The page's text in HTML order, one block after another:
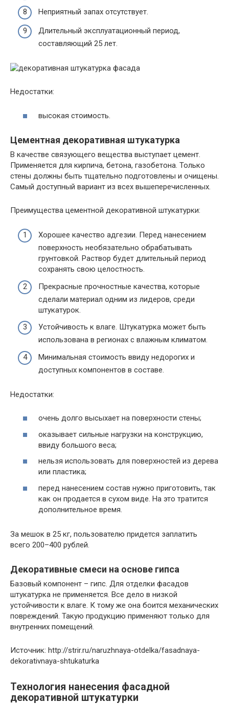
Неприятный запах отсутствует.
Длительный эксплуатационный период,
составляющий 25 лет.
Недостатки:
высокая стоимость.
Цементная декоративная штукатурка
В качестве связующего вещества выступает цемент.
Применяется для кирпича, бетона, газобетона. Только
стены должны быть тщательно подготовлены и очищены.
Самый доступный вариант из всех вышеперечисленных.
Преимущества цементной декоративной штукатурки:
Хорошее качество адгезии. Перед нанесением
поверхность необязательно обрабатывать
грунтовкой. Раствор будет длительный период
сохранять свою целостность.
Прекрасные прочностные качества, которые
сделали материал одним из лидеров, среди
штукатурок.
Устойчивость к влаге. Штукатурка может быть
использована в регионах с влажным климатом.
Минимальная стоимость ввиду недорогих и
доступных компонентов в составе.
Недостатки:
очень долго высыхает на поверхности стены;
оказывает сильные нагрузки на конструкцию,
ввиду большого веса;
нельзя использовать для поверхностей из дерева
или пластика;
перед нанесением состав нужно приготовить, так
как он продается в сухом виде. На это тратится
дополнительное время.
За мешок в 25 кг, пользователю придется заплатить
всего 200–400 рублей.
Декоративные смеси на основе гипса
Базовый компонент – гипс. Для отделки фасадов
штукатурка не применяется. Все дело в низкой
устойчивости к влаге. К тому же она боится механических
повреждений. Такую продукцию применяют только для
внутренних помещений.
Источник: http://strir.ru/naruzhnaya-otdelka/fasadnaya-
dekorativnaya-shtukaturka
Технология нанесения фасадной
декоративной штукатурки